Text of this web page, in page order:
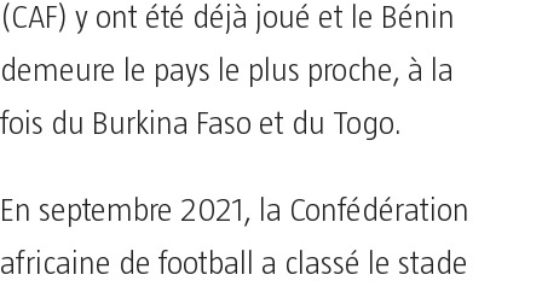
(CAF) y ont été déjà joué et le Bénin
demeure le pays le plus proche, à la
fois du Burkina Faso et du Togo.
En septembre 2021, la Confédération
africaine de football a classé le stade